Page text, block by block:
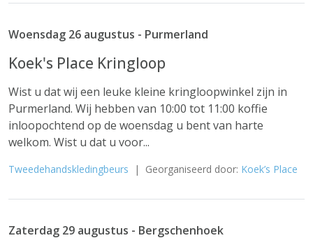
Woensdag 26 augustus - Purmerland
Koek's Place Kringloop
Wist u dat wij een leuke kleine kringloopwinkel zijn in
Purmerland. Wij hebben van 10:00 tot 11:00 koffie
inloopochtend op de woensdag u bent van harte
welkom. Wist u dat u voor...
Tweedehandskledingbeurs | Georganiseerd door: Koek’s Place
Zaterdag 29 augustus - Bergschenhoek